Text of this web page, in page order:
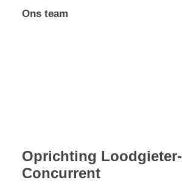
Ons team
Oprichting Loodgieter-
Concurrent